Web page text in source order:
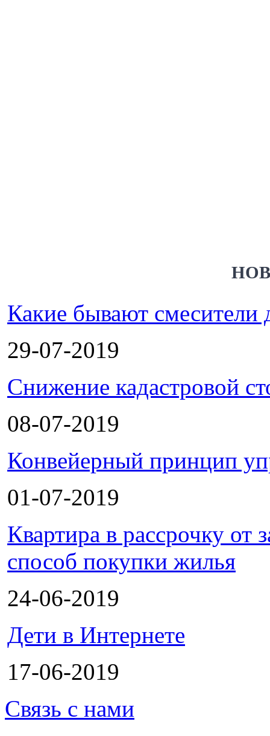
Какие бывают смесители
29-07-2019
Снижение кадастровой
08-07-2019
Конвейерный принцип
01-07-2019
Квартира в рассрочку
способ покупки жилья
24-06-2019
Дети в Интернете
17-06-2019
Связь с нами